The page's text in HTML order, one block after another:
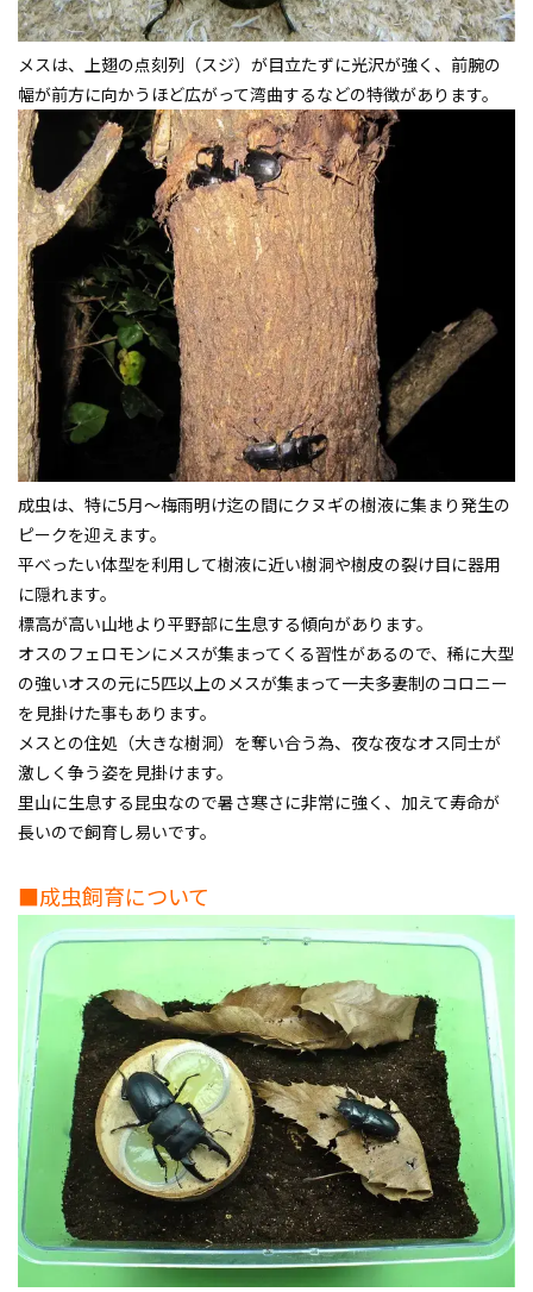
メスは、上翅の点刻列（スジ）が目立たずに光沢が強く、前腕の
幅が前方に向かうほど広がって湾曲するなどの特徴があります。
成虫は、特に5月～梅雨明け迄の間にクヌギの樹液に集まり発生の
ピークを迎えます。
平べったい体型を利用して樹液に近い樹洞や樹皮の裂け目に器用
に隠れます。
標高が高い山地より平野部に生息する傾向があります。
オスのフェロモンにメスが集まってくる習性があるので、稀に大型
の強いオスの元に5匹以上のメスが集まって一夫多妻制のコロニー
を見掛けた事もあります。
メスとの住処（大きな樹洞）を奪い合う為、夜な夜なオス同士が
激しく争う姿を見掛けます。
里山に生息する昆虫なので暑さ寒さに非常に強く、加えて寿命が
長いので飼育し易いです。
■成虫飼育について